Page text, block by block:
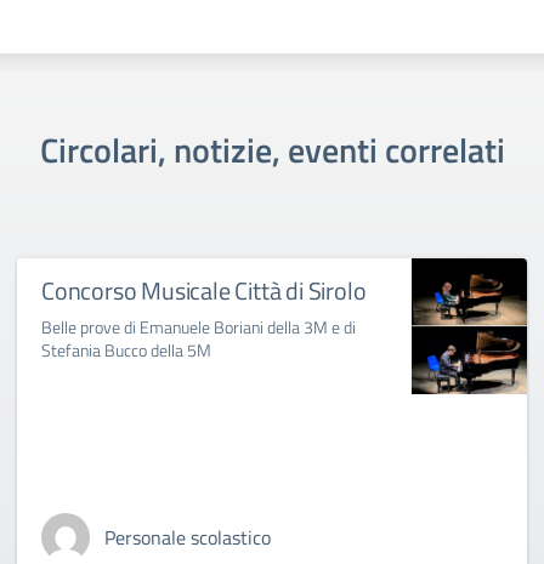
Circolari, notizie, eventi correlati
Concorso Musicale Città di Sirolo
Belle prove di Emanuele Boriani della 3M e di
Stefania Bucco della 5M
Personale scolastico